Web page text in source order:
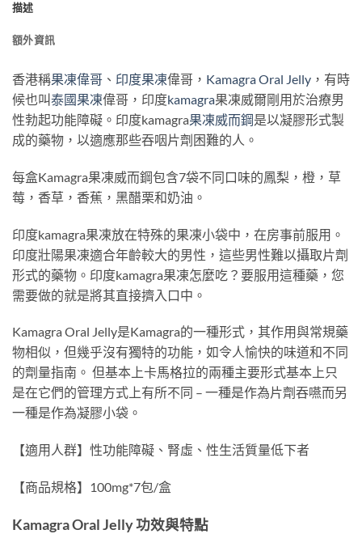
描述
額外資訊
香港稱果凍偉哥 、 印度果凍偉哥， Kamagra Oral Jelly ，有時
候也叫泰國果凍偉哥，印度kamagra果凍威爾剛用於治療男
性勃起功能障礙。印度kamagra果凍威而鋼是以凝膠形式製
成的藥物，以適應那些吞咽片劑困難的人。
每盒Kamagra果凍威而鋼包含7袋不同口味的鳳梨，橙，草
莓，香草，香蕉，黑醋栗和奶油。
印度kamagra果凍放在特殊的果凍小袋中，在房事前服用。
印度壯陽果凍適合年齡較大的男性，這些男性難以攝取片劑
形式的藥物。印度kamagra果凍怎麼吃？要服用這種藥，您
需要做的就是將其直接擠入口中。
Kamagra Oral Jelly是Kamagra的一種形式，其作用與常規藥
物相似，但幾乎沒有獨特的功能，如令人愉快的味道和不同
的劑量指南。 但基本上卡馬格拉的兩種主要形式基本上只
是在它們的管理方式上有所不同 – 一種是作為片劑吞嚥而另
一種是作為凝膠小袋。
【適用人群】性功能障礙、腎虛、性生活質量低下者
【商品規格】100mg*7包/盒
Kamagra Oral Jelly 功效與特點